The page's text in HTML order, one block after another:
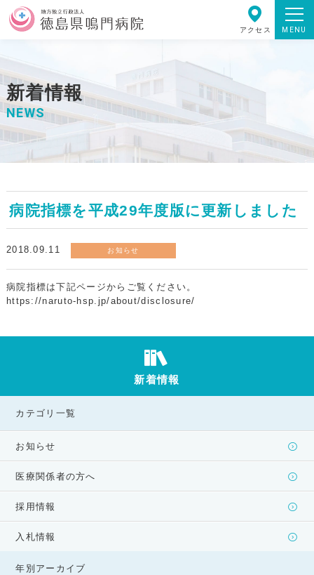
アクセス MENU
新着情報
NEWS
病院指標を平成29年度版に更新しました
2018.09.11 お知らせ
病院指標は下記ページからご覧ください。
https://naruto-hsp.jp/about/disclosure/
新着情報
カテゴリ一覧
お知らせ
医療関係者の方へ
採用情報
入札情報
年別アーカイブ